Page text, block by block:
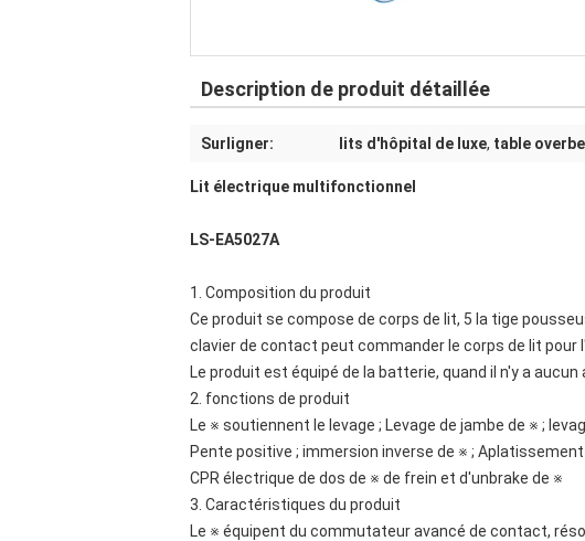
Description de produit détaillée
Surligner: lits d'hôpital de luxe, table
Lit électrique multifonctionnel
LS-EA5027A
1. Composition du produit
Ce produit se compose de corps de lit, 5 la tige
clavier de contact peut commander le corps de lit
Le produit est équipé de la batterie, quand il n'y a
2. fonctions de produit
Le ※ soutiennent le levage ; Levage de jambe de ※ ;
Pente positive ; immersion inverse de ※ ;
CPR électrique de dos de ※ de frein et d'unbrake de ※
3. Caractéristiques du produit
Le ※ équipent du commutateur avancé de contact,